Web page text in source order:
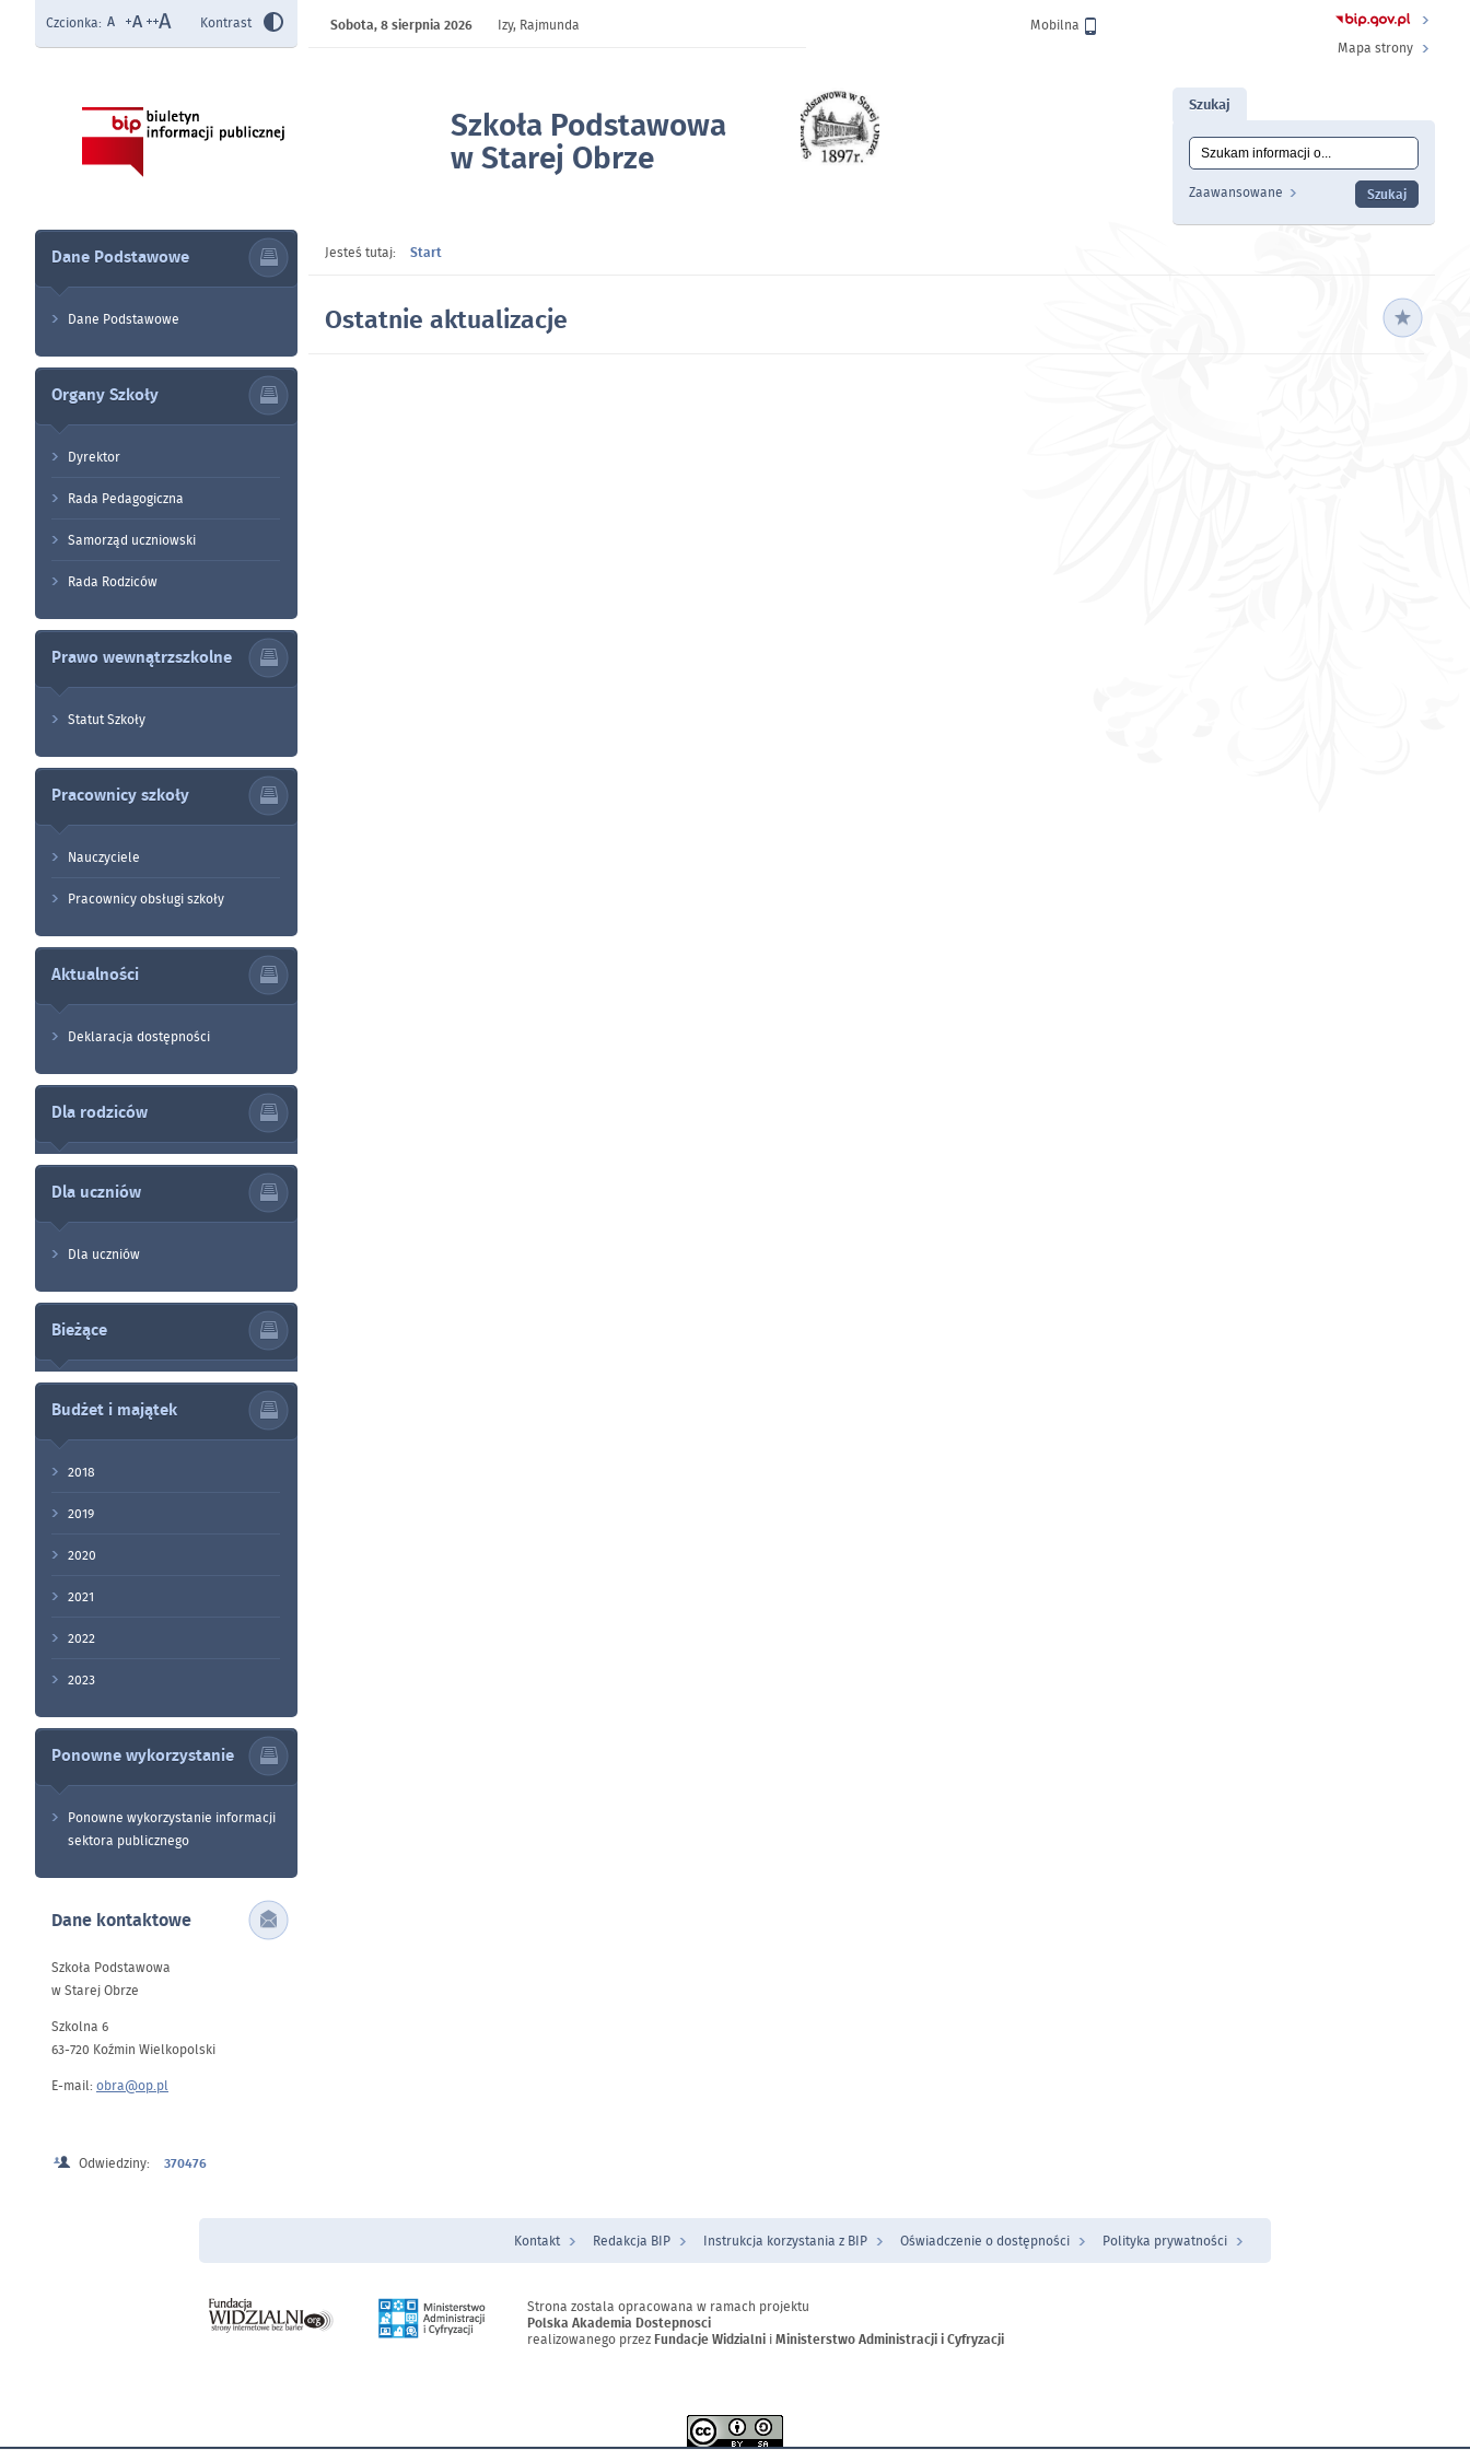
Szkoła Podstawowa
w Starej Obrze
Czcionka: Kontrast Wersja
Mobilna
Sobota,8 sierpnia 2026
Izy, Rajmunda
Mapa strony
Szukaj
Wyszukiwanie
Zaawansowane
Dane Podstawowe
Dane Podstawowe
Organy Szkoły
Dyrektor
Rada Pedagogiczna
Samorząd uczniowski
Rada Rodziców
Prawo wewnątrzszkolne
Statut Szkoły
Pracownicy szkoły
Nauczyciele
Pracownicy obsługi szkoły
Aktualności
Deklaracja dostępności
Dla rodziców
Dla uczniów
Dla uczniów
Bieżące
Budżet i majątek
2018
2019
2020
2021
2022
2023
Ponowne wykorzystanie
Ponowne wykorzystanie informacji
sektora publicznego
Dane kontaktowe
Szkoła Podstawowa
w Starej Obrze
Szkolna 6
63-720 Koźmin Wielkopolski
E-mail: obra@op.pl
Odwiedziny: 370476
Jesteś tutaj: Start
Ostatnie aktualizacje
Menu Stopka
Kontakt Redakcja BIP Instrukcja korzystania z BIP Oświadczenie o dostępności Polityka prywatności
Strona zostala opracowana w ramach projektu
Polska Akademia Dostepnosci
realizowanego przez Fundacje Widzialni iMinisterstwo Administracji i Cyfryzacji